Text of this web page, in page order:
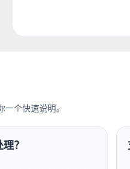
个快速说明。
？